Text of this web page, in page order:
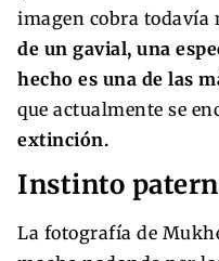
imagen cobra todavía
de un gavial, una
hecho es una de las
que actualmente se
extinción.
Instinto
La fotografía de